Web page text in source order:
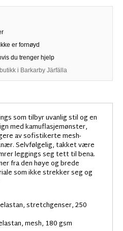
er fornøyd
du trenger hjelp
i Barkarby Järfälla
som tilbyr uvanlig stil og en
med kamuflasjemønster,
av sofistikerte mesh-
Selvfølgelig, takket være
leggings seg tett til bena.
fra den høye og brede
som ikke strekker seg og
stretchgenser, 250
mesh, 180 gsm